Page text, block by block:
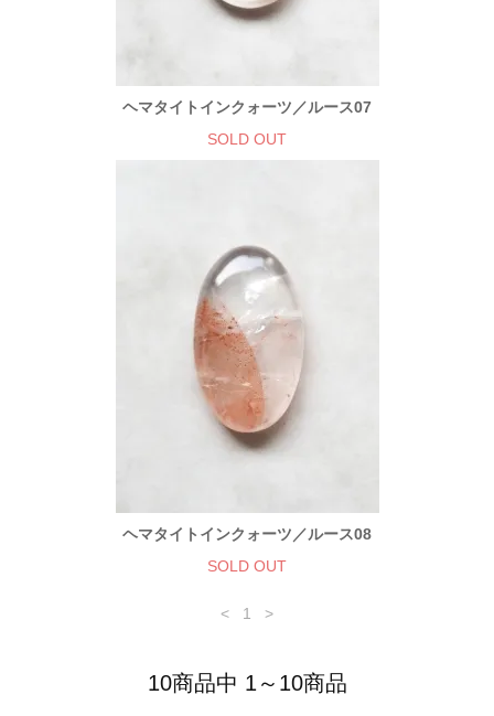
ヘマタイトインクォーツ／ルース07
SOLD OUT
ヘマタイトインクォーツ／ルース08
SOLD OUT
< 1 >
10商品中 1～10商品